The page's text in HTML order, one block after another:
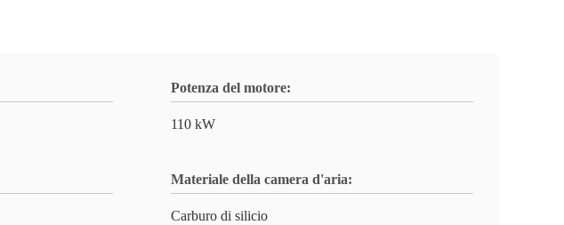
Potenza del motore:
110 kW
Materiale della camera d'aria:
Carburo di silicio